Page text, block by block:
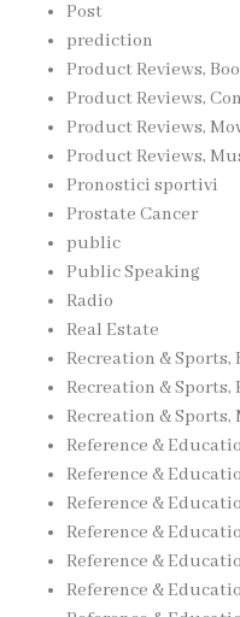
Post
prediction
Product Reviews,
Product Reviews,
Product Reviews,
Product Reviews,
Pronostici sportivi
Prostate Cancer
public
Public Speaking
Radio
Real Estate
Recreation & Sports,
Recreation & Sports,
Recreation &
Reference &
Reference &
Reference &
Reference &
Reference &
Reference &